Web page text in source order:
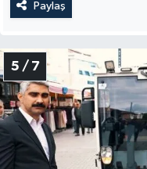
Paylaş
5 / 7